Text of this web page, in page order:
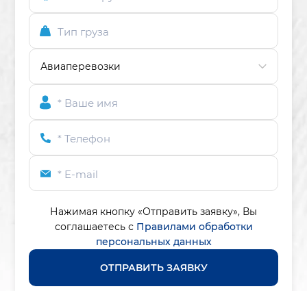
Тип груза
* Ваше имя
* Телефон
* E-mail
Нажимая кнопку «Отправить заявку», Вы
соглашаетесь с Правилами обработки
персональных данных
ОТПРАВИТЬ ЗАЯВКУ